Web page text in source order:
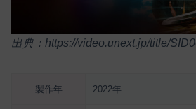
出典：https://video.unext.jp/title/
製作年 2022年